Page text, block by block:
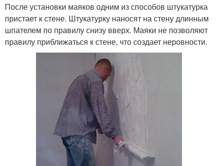
После установки маяков одним из способов штукатурка
пристает к стене. Штукатурку наносят на стену длинным
шпателем по правилу снизу вверх. Маяки не позволяют
правилу приближаться к стене, что создает неровности.